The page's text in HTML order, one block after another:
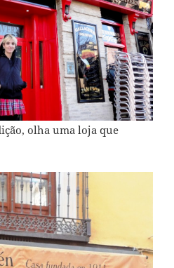
olha uma loja que